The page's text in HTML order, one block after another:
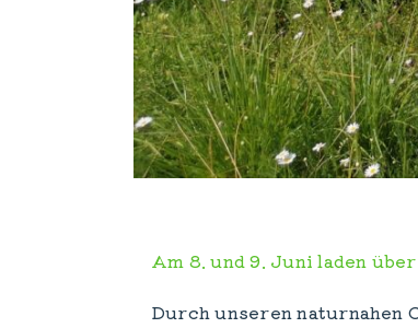
Am 8. und 9. Juni laden
Durch unseren naturnahen